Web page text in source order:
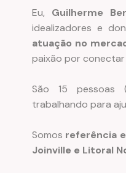
Eu, Guilherme
idealizadores e
atuação no
paixão por conectar
São 15 pessoas
trabalhando para
Somos referência
Joinville e Litoral